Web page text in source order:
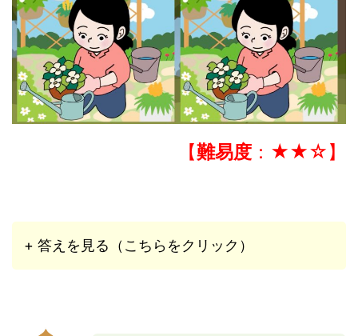
【難易度 ：★★☆】
+ 答えを見る（こちらをクリック）